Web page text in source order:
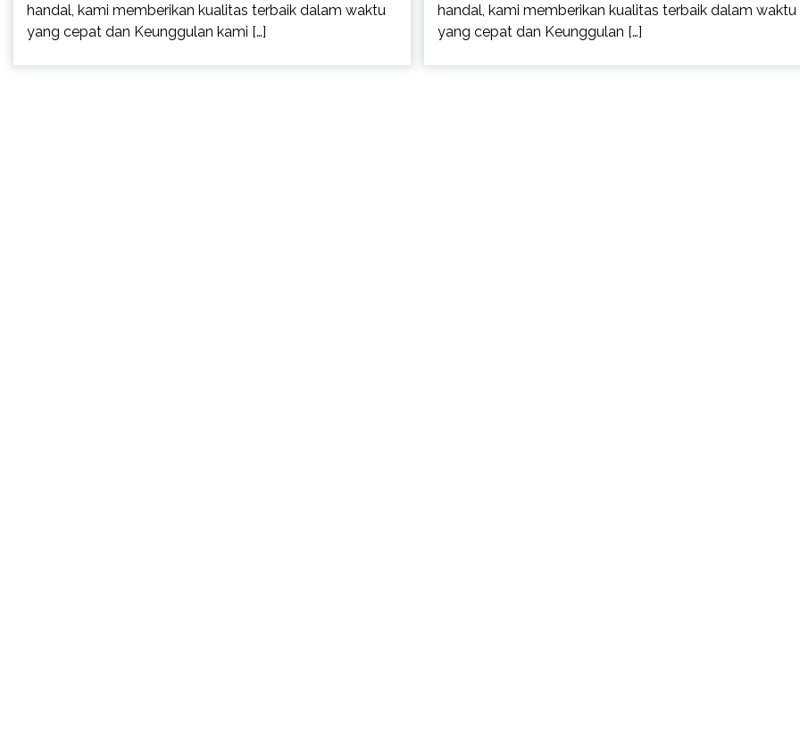
handal, kami memberikan kualitas terbaik dalam waktu
yang cepat dan Keunggulan kami […]
handal, kami memberikan kualitas terbaik dalam waktu
yang cepat dan Keunggulan […]